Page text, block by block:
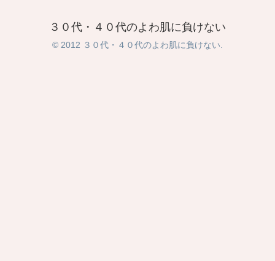
３０代・４０代のよわ肌に負けない
© 2012 ３０代・４０代のよわ肌に負けない.